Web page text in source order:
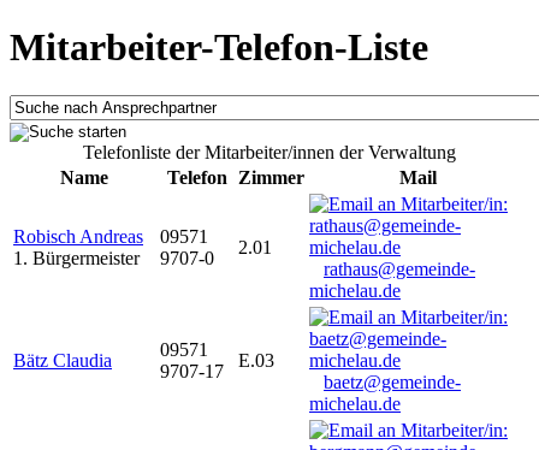
Mitarbeiter-Telefon-Liste
Telefonliste der Mitarbeiter/innen der Verwaltung
Name
Telefon Zimmer Mail
Robisch Andreas
1. Bürgermeister
09571
9707-0
2.01
rathaus@gemeinde-
michelau.de
Bätz Claudia
09571
9707-17
E.03
baetz@gemeinde-
michelau.de